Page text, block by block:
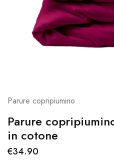
Parure copripiumino
Parure
in cotone
€34.90